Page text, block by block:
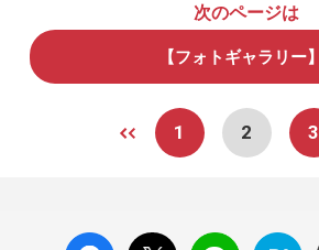
次のページは
【フォトギャラリー】
1 2 3
facebo X ポス LINE はてな